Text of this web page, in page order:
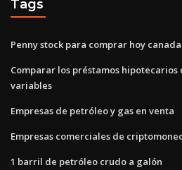
Tags
Penny stock para comprar hoy canada
Comparar los préstamos hipotecarios
variables
Empresas de petróleo y gas en venta
Empresas comerciales de
1 barril de petróleo crudo a galón